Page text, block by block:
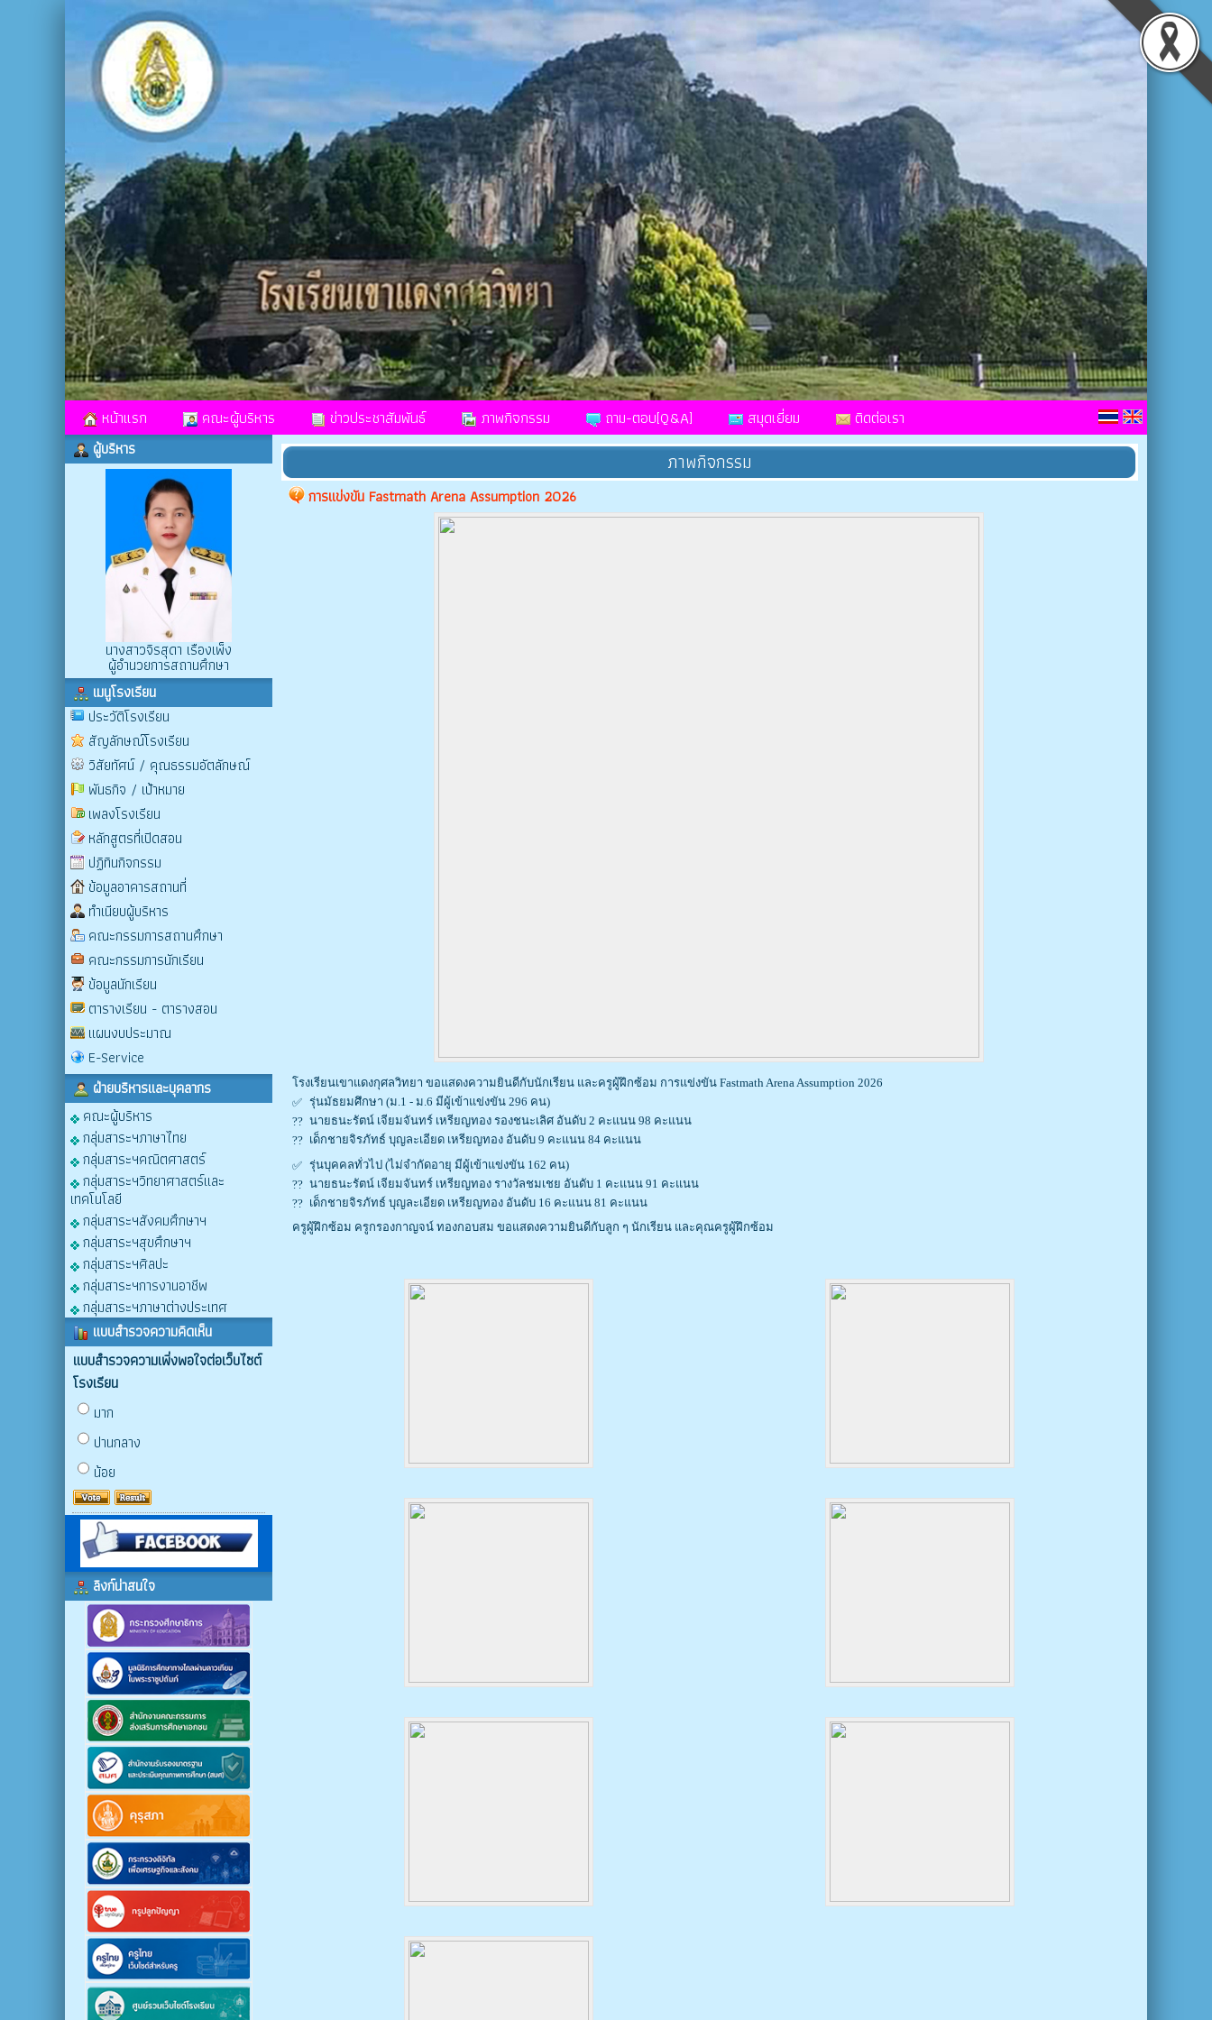
หน้าแรก คณะผู้บริหาร ข่าวประชาสัมพันธ์ ภาพกิจกรรม ถาม-ตอบ[Q&A] สมุดเยี่ยม ติดต่อเรา
ผู้บริหาร
นางสาวจิรสุดา เรืองเพ็ง
ผู้อำนวยการสถานศึกษา
เมนูโรงเรียน
ประวัติโรงเรียน
สัญลักษณ์โรงเรียน
วิสัยทัศน์ / คุณธรรมอัตลักษณ์
พันธกิจ / เป้าหมาย
เพลงโรงเรียน
หลักสูตรที่เปิดสอน
ปฏิทินกิจกรรม
ข้อมูลอาคารสถานที่
ทำเนียบผู้บริหาร
คณะกรรมการสถานศึกษา
คณะกรรมการนักเรียน
ข้อมูลนักเรียน
ตารางเรียน - ตารางสอน
แผนงบประมาณ
E-Service
ฝ่ายบริหารและบุคลากร
คณะผู้บริหาร
กลุ่มสาระฯภาษาไทย
กลุ่มสาระฯคณิตศาสตร์
กลุ่มสาระฯวิทยาศาสตร์และ
เทคโนโลยี
กลุ่มสาระฯสังคมศึกษาฯ
กลุ่มสาระฯสุขศึกษาฯ
กลุ่มสาระฯศิลปะ
กลุ่มสาระฯการงานอาชีพ
กลุ่มสาระฯภาษาต่างประเทศ
แบบสำรวจความคิดเห็น
แบบสำรวจความเพิ่งพอใจต่อเว็บไซต์
โรงเรียน
มาก
ปานกลาง
น้อย
ลิงก์น่าสนใจ
ภาพกิจกรรม
การแข่งขัน Fastmath Arena Assumption 2026
โรงเรียนเขาแดงกุศลวิทยา ขอแสดงความยินดีกับนักเรียน และครูผู้ฝึกซ้อม การแข่งขัน Fastmath Arena Assumption 2026
รุ่นมัธยมศึกษา (ม.1 - ม.6 มีผู้เข้าแข่งขัน 296 คน)
นายธนะรัตน์ เจียมจันทร์ เหรียญทอง รองชนะเลิศ อันดับ 2 คะแนน 98 คะแนน
เด็กชายจิรภัทธ์ บุญละเอียด เหรียญทอง อันดับ 9 คะแนน 84 คะแนน
รุ่นบุคคลทั่วไป (ไม่จำกัดอายุ มีผู้เข้าแข่งขัน 162 คน)
นายธนะรัตน์ เจียมจันทร์ เหรียญทอง รางวัลชมเชย อันดับ 1 คะแนน 91 คะแนน
เด็กชายจิรภัทธ์ บุญละเอียด เหรียญทอง อันดับ 16 คะแนน 81 คะแนน
ครูผู้ฝึกซ้อม ครูกรองกาญจน์ ทองกอบสม ขอแสดงความยินดีกับลูก ๆ นักเรียน และคุณครูผู้ฝึกซ้อม